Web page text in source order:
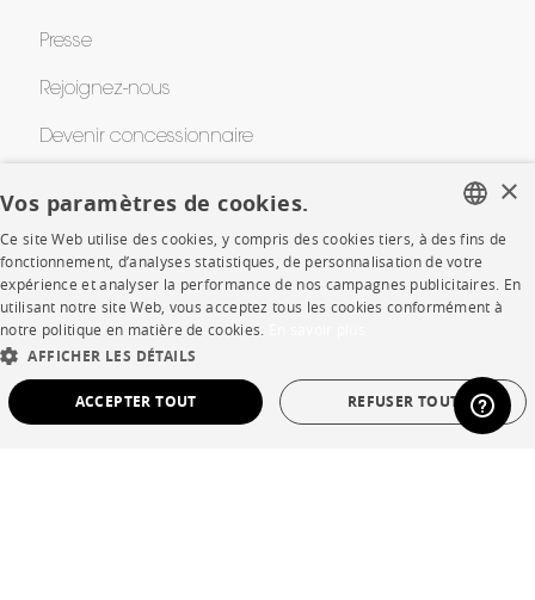
Presse
Rejoignez-nous
Devenir concessionnaire
SHOP
Points de vente
FRENCH
ENGLISH
SPANISH
×
Vos paramètres de cookies.
Ce site Web utilise des cookies, y compris des cookies tiers, à des fins de
fonctionnement, d’analyses statistiques, de personnalisation de votre
expérience et analyser la performance de nos campagnes publicitaires. En
utilisant notre site Web, vous acceptez tous les cookies conformément à
notre politique en matière de cookies.
AFFICHER LES DÉTAILS
ACCEPTER TOUT REFUSER TOUT